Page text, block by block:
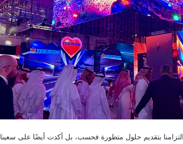
التزامنا بتقديم حلول متطورة فحسب، بل أكدت أيضًا على سعينا